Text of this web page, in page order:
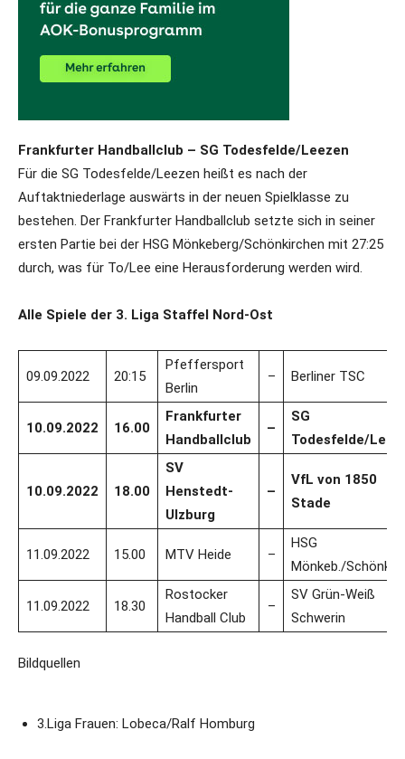
Frankfurter Handballclub – SG Todesfelde/Leezen
Für die SG Todesfelde/Leezen heißt es nach der
Auftaktniederlage auswärts in der neuen Spielklasse zu
bestehen. Der Frankfurter Handballclub setzte sich in seiner
ersten Partie bei der HSG Mönkeberg/Schönkirchen mit 27:25
durch, was für To/Lee eine Herausforderung werden wird.
Alle Spiele der 3. Liga Staffel Nord-Ost
09.09.2022 20:15
Pfeffersport
Berlin
– Berliner TSC
10.09.2022 16.00
Frankfurter
Handballclub
–
SG
Todesfelde/
10.09.2022 18.00
SV
Henstedt-
Ulzburg
–
VfL von 1850
Stade
11.09.2022 15.00 MTV Heide –
HSG
Mönkeb./Schönk.
11.09.2022 18.30
Rostocker
Handball Club
–
SV Grün-Weiß
Schwerin
Bildquellen
3.Liga Frauen: Lobeca/Ralf Homburg